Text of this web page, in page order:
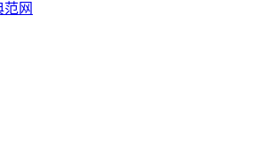
网